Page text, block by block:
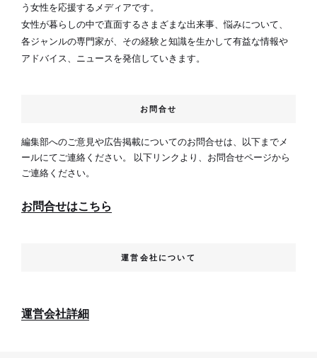
う女性を応援するメディアです。
女性が暮らしの中で直面するさまざまな出来事、悩みについて、
各ジャンルの専門家が、その経験と知識を生かして有益な情報や
アドバイス、ニュースを発信していきます。
お問合せ
編集部へのご意見や広告掲載についてのお問合せは、以下までメ
ールにてご連絡ください。 以下リンクより、お問合せページから
ご連絡ください。
お問合せはこちら
運営会社について
運営会社詳細